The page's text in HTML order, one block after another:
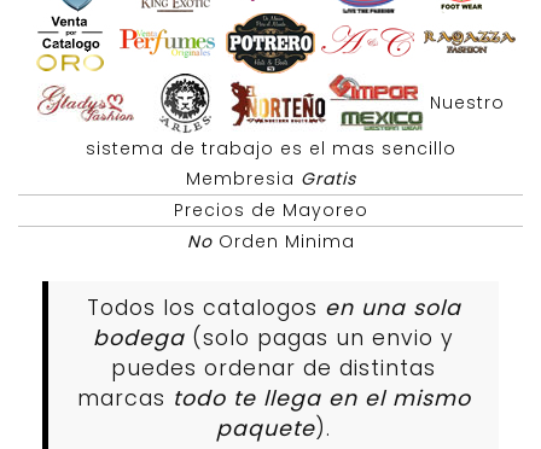
Nuestro
sistema de trabajo es el mas sencillo
Membresia Gratis
Precios de Mayoreo
NoOrden Minima
Todos los catalogos en una sola
bodega (solo pagas un envio y
puedes ordenar de distintas
marcas todo te llega en el mismo
paquete).